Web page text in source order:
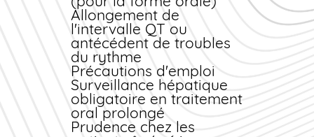
fonctions hépatique et
cardiaque,
réhydratation.
L'hémodialyse n'est
pas efficace en raison
de la forte liaison
protéique du
médicament.
Allongement de
l'intervalle QT ou
antécédent de troubles
du rythme
Précautions d'emploi
Surveillance hépatique
obligatoire en traitement
oral prolongé
Prudence chez les